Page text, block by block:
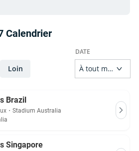
Calendrier
Loin
Brazil
・ Stadium Australia
Singapore